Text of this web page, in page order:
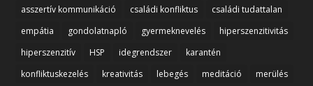
asszertív kommunikáció
családi konfliktus
családi tudattalan
empátia
gondolatnapló gyermeknevelés
hiperszenzitivitás
hiperszenzitív
HSP idegrendszer
karantén
konfliktuskezelés
kreativitás lebegés meditáció
merülés